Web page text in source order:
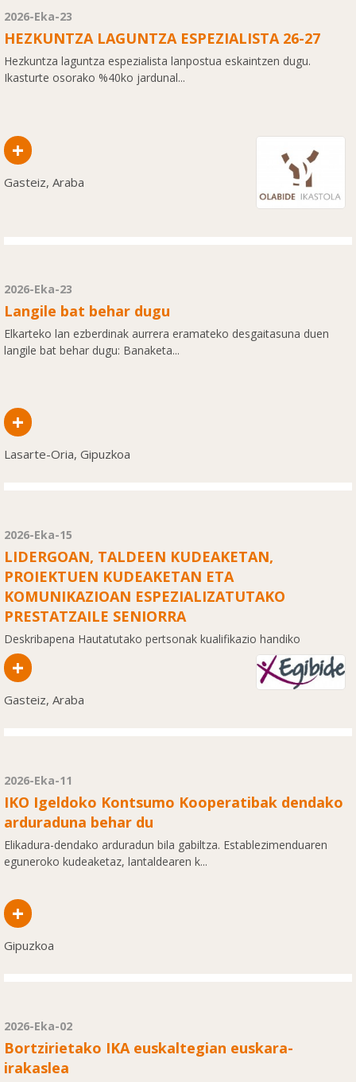
2026-Eka-23
HEZKUNTZA LAGUNTZA ESPEZIALISTA 26-27
Hezkuntza laguntza espezialista lanpostua eskaintzen dugu.
Ikasturte osorako %40ko jardunal...
+
Gasteiz, Araba
2026-Eka-23
Langile bat behar dugu
Elkarteko lan ezberdinak aurrera eramateko desgaitasuna duen
langile bat behar dugu: Banaketa...
+
Lasarte-Oria, Gipuzkoa
2026-Eka-15
LIDERGOAN, TALDEEN KUDEAKETAN,
PROIEKTUEN KUDEAKETAN ETA
KOMUNIKAZIOAN ESPEZIALIZATUTAKO
PRESTATZAILE SENIORRA
Deskribapena Hautatutako pertsonak kualifikazio handiko
prestakuntza diseinatu eta emango du, au...
+
Gasteiz, Araba
2026-Eka-11
IKO Igeldoko Kontsumo Kooperatibak dendako
arduraduna behar du
Elikadura-dendako arduradun bila gabiltza. Establezimenduaren
eguneroko kudeaketaz, lantaldearen k...
+
Gipuzkoa
2026-Eka-02
Bortzirietako IKA euskaltegian euskara-
irakaslea